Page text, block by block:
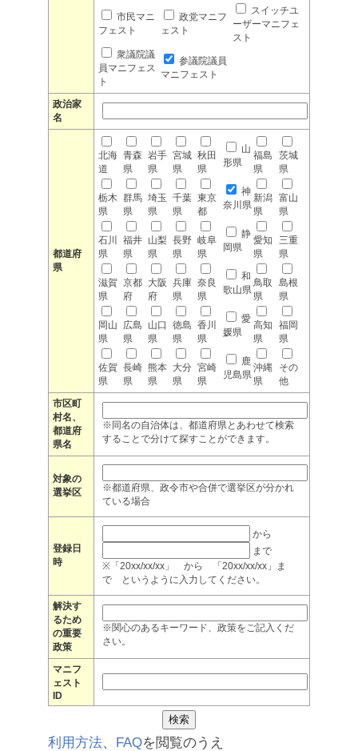
市民マニ
フェスト
政党マニフ
ェスト
スイッチユ
ーザーマニフェ
スト
衆議院議
員マニフェス
ト
参議院議員
マニフェスト
政治家
名
都道府
県
北海
道
青森
県
岩手
県
宮城
県
秋田
県
山
形県
福島
県
茨城
県
栃木
県
群馬
県
埼玉
県
千葉
県
東京
都
神
奈川県
新潟
県
富山
県
石川
県
福井
県
山梨
県
長野
県
岐阜
県
静
岡県
愛知
県
三重
県
滋賀
県
京都
府
大阪
府
兵庫
県
奈良
県
和
歌山県
鳥取
県
島根
県
岡山
県
広島
県
山口
県
徳島
県
香川
県
愛
媛県
高知
県
福岡
県
佐賀
県
長崎
県
熊本
県
大分
県
宮崎
県
鹿
児島県
沖縄
県
その
他
市区町
村名、
都道府
県名
※同名の自治体は、都道府県とあわせて検索
することで分けて探すことができます。
対象の
選挙区
※都道府県、政令市や合併で選挙区が分かれ
ている場合
登録日
時
から
まで
※「20xx/xx/xx」 から 「20xx/xx/xx」ま
で というように入力してください。
解決す
るため
の重要
政策
※関心のあるキーワード、政策をご記入くだ
さい。
マニフ
ェスト
ID
利用方法、 FAQを閲覧のうえ